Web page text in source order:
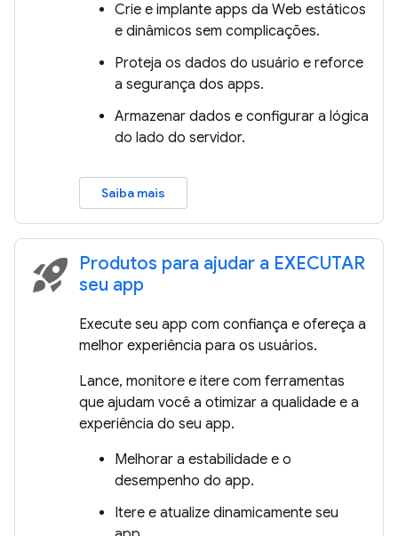
Crie e implante apps da Web estáticos
e dinâmicos sem complicações.
Proteja os dados do usuário e reforce
a segurança dos apps.
Armazenar dados e configurar a lógica
do lado do servidor.
Saiba mais
rocket_launch Produtos para ajudar a EXECUTAR
seu app
Execute seu app com confiança e ofereça a
melhor experiência para os usuários.
Lance, monitore e itere com ferramentas
que ajudam você a otimizar a qualidade e a
experiência do seu app.
Melhorar a estabilidade e o
desempenho do app.
Itere e atualize dinamicamente seu